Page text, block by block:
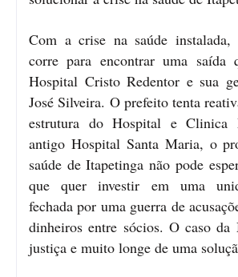
Com a crise na saúde instalada,
corre para encontrar uma saída
Hospital Cristo Redentor e sua
José Silveira. O prefeito tenta
estrutura do Hospital e Clinica
antigo Hospital Santa Maria, o
saúde de Itapetinga não pode
que quer investir em uma
fechada por uma guerra de
dinheiros entre sócios. O caso da
justiça e muito longe de uma